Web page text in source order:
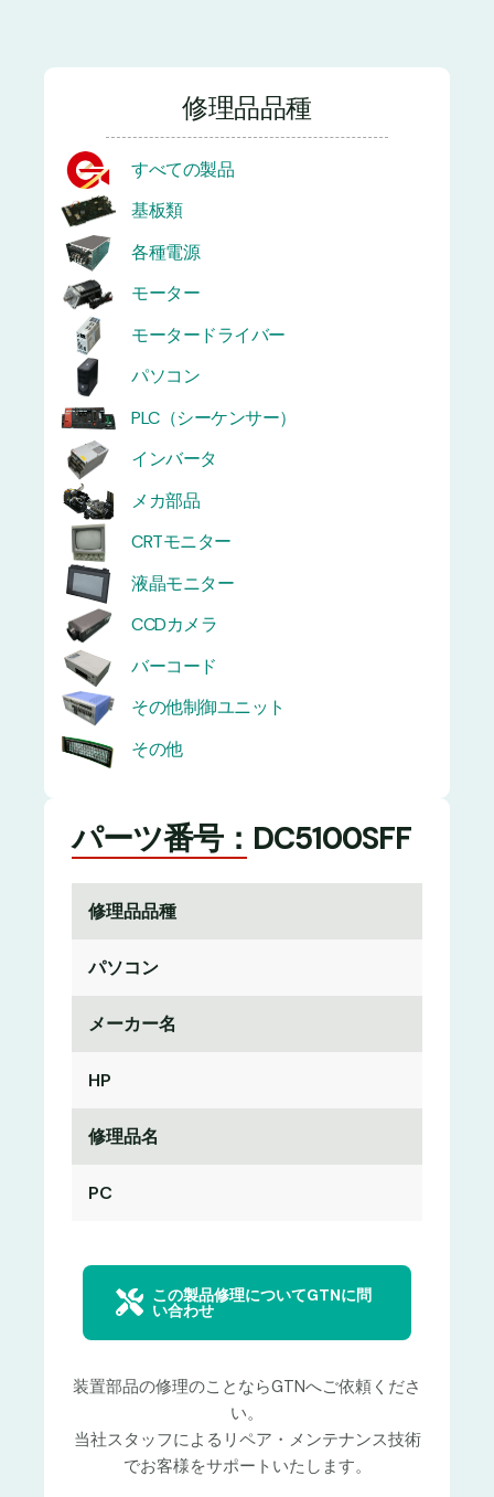
修理品品種
すべての製品
基板類
各種電源
モーター
モータードライバー
パソコン
PLC（シーケンサー）
インバータ
メカ部品
CRTモニター
液晶モニター
CCDカメラ
バーコード
その他制御ユニット
その他
パーツ番号：DC5100SFF
修理品品種
パソコン
メーカー名
HP
修理品名
PC
この製品修理についてGTNに問
い合わせ
装置部品の修理のことならGTNへご依頼くださ
い。
当社スタッフによるリペア・メンテナンス技術
でお客様をサポートいたします。